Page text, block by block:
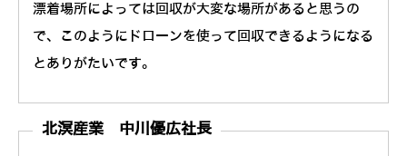
漂着場所によっては回収が大変な場所があると思うの
で、このようにドローンを使って回収できるようになる
とありがたいです。
北溟産業 中川優広社長